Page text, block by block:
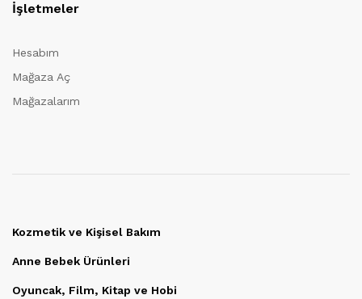
İşletmeler
Hesabım
Mağaza Aç
Mağazalarım
Kozmetik ve Kişisel Bakım
Anne Bebek Ürünleri
Oyuncak, Film, Kitap ve Hobi